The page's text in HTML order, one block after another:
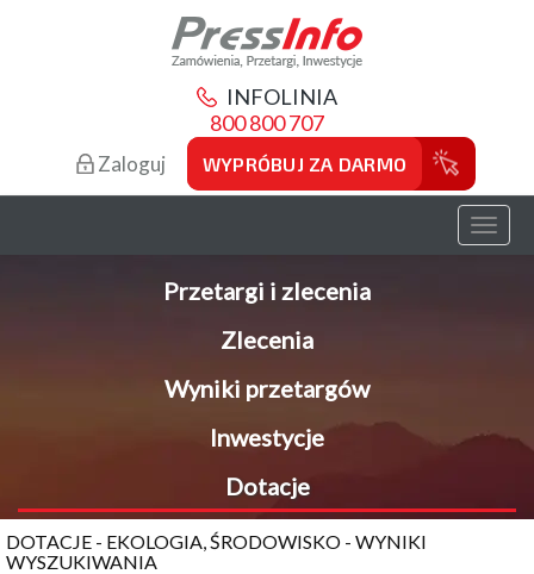
INFOLINIA
800 800 707
Zaloguj WYPRÓBUJ ZA DARMO
Toggle
Przetargi i zlecenia
Zlecenia
Wyniki przetargów
Inwestycje
Dotacje
DOTACJE - EKOLOGIA, ŚRODOWISKO - WYNIKI
WYSZUKIWANIA